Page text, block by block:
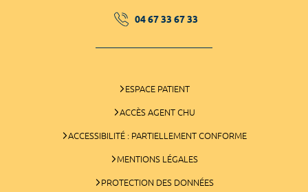
04 67 33 67 33
ESPACE PATIENT
ACCÈS AGENT CHU
ACCESSIBILITÉ : PARTIELLEMENT CONFORME
MENTIONS LÉGALES
PROTECTION DES DONNÉES